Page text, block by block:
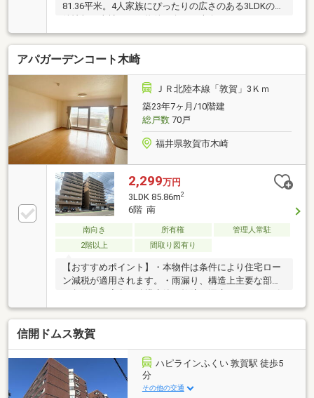
81.36平米。4人家族にぴったりの広さのある3LDKの物
のバルコニー付き物件です。価格は1590万円です。新
しいお住まいにいかがでしょうか。多くの方に好評
な、清潔感のある室内が魅力の中古マンションです。
アパガーデンコート木崎
ＪＲ北陸本線「敦賀」3Ｋｍ
築23年7ヶ月/10階建
総戸数70戸
福井県敦賀市木崎
2,299万円
3LDK 85.86m2
6階 南
南向き 所有権
管理人常駐
2階以上
間取り図有り
【おすすめポイント】・本物件は条件により住宅ロー
ン減税が適用されます。・雨漏り、構造上主要な部分
渡しより２年間保証。・お客様に合わせたローンの組
み方や金融機関をご提案。住宅ローンが初めての方で
もお気軽にご相談ください。【周辺施設】・中央小学
校まで約190ｍ（徒歩約3分）・松陵中学校まで約1700
ｍ（徒歩22分）・バロー木崎店様まで約500ｍ（車1
分）・ローソン敦賀木崎店様まで約350ｍ（車約1分）
信開ドムス敦賀
ハピラインふくい 敦賀駅 徒歩5
分
その他の交通